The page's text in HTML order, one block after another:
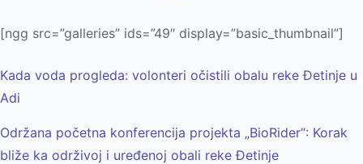
[ngg src=”galleries” ids=”49″ display=”basic_thumbnail”]
Kada voda progleda: volonteri očistili obalu reke Đetinje u
Adi
Održana početna konferencija projekta „BioRider“: Korak
bliže ka održivoj i uređenoj obali reke Đetinje